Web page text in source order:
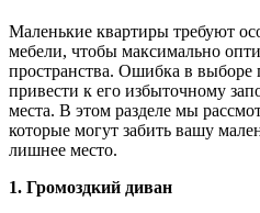
Маленькие квартиры требуют
мебели, чтобы максимально
пространства. Ошибка в выборе
привести к его избыточному
места. В этом разделе мы
которые могут забить вашу
лишнее место.
1. Громоздкий диван